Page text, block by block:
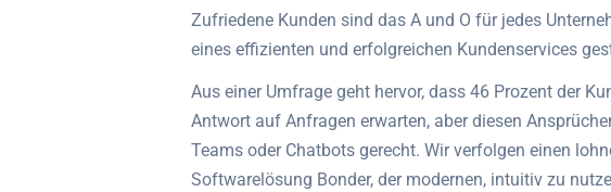
Zufriedene Kunden sind das A und O für jedes
eines effizienten und erfolgreichen Kundenservices
Aus einer Umfrage geht hervor, dass 46 Prozent der
Antwort auf Anfragen erwarten, aber diesen
Teams oder Chatbots gerecht. Wir verfolgen einen
Softwarelösung Bonder, der modernen, intuitiv zu